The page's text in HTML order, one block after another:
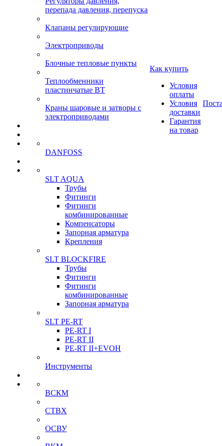
перепада давления, перепуска
Клапаны регулирующие
Электроприводы
Блочные тепловые пункты
Теплообменники
пластинчатые ВТ
Краны шаровые и затворы с
электроприводами
DANFOSS
SLT AQUA
Трубы
Фитинги
Фитинги
комбинированные
Компенсаторы
Запорная арматура
Крепления
SLT BLOCKFIRE
Трубы
Фитинги
Фитинги
комбинированные
Запорная арматура
SLT PE-RT
PE-RT I
PE-RT II
PE-RT II+EVOH
Инструменты
ВСКМ
СТВХ
ОСВУ
Как купить
Условия
оплаты
Условия
доставки
Гарантия
на товар